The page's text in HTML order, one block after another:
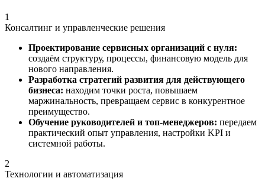
1
Консалтинг и управленческие решения
Проектирование сервисных организаций с нуля:
создаём структуру, процессы, финансовую модель для
нового направления.
Разработка стратегий развития для действующего
бизнеса: находим точки роста, повышаем
маржинальность, превращаем сервис в конкурентное
преимущество.
Обучение руководителей и топ-менеджеров: передаем
практический опыт управления, настройки KPI и
системной работы.
2
Технологии и автоматизация